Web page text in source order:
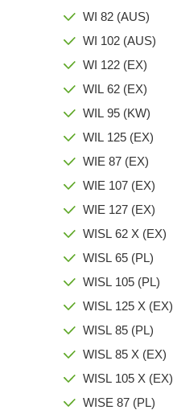
WI 82 (AUS)
WI 102 (AUS)
WI 122 (EX)
WIL 62 (EX)
WIL 95 (KW)
WIL 125 (EX)
WIE 87 (EX)
WIE 107 (EX)
WIE 127 (EX)
WISL 62 X (EX)
WISL 65 (PL)
WISL 105 (PL)
WISL 125 X (EX)
WISL 85 (PL)
WISL 85 X (EX)
WISL 105 X (EX)
WISE 87 (PL)